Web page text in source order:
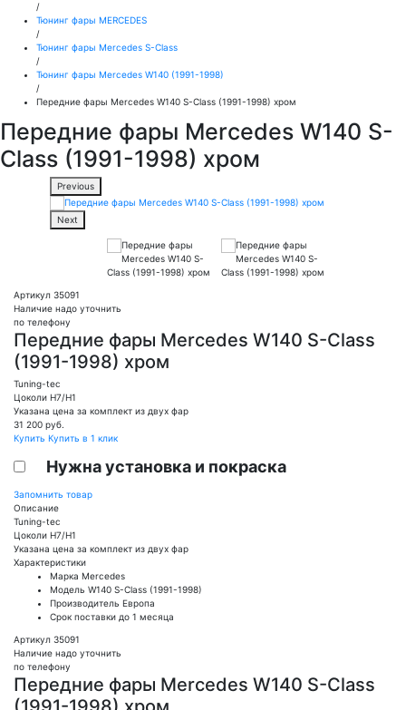
/
Тюнинг фары MERCEDES
/
Тюнинг фары Mercedes S-Class
/
Тюнинг фары Mercedes W140 (1991-1998)
/
Передние фары Mercedes W140 S-Class (1991-1998) хром
Передние фары Mercedes W140 S-
Class (1991-1998) хром
Previous
Next
Артикул 35091
Наличие надо уточнить
по телефону
Передние фары Mercedes W140 S-Class
(1991-1998) хром
Tuning-tec
Цоколи Н7/H1
Указана цена за комплект из двух фар
31 200 руб.
Купить Купить в 1 клик
Нужна установка и покраска
Запомнить товар
Описание
Tuning-tec
Цоколи Н7/H1
Указана цена за комплект из двух фар
Характеристики
Марка Mercedes
Модель W140 S-Class (1991-1998)
Производитель Европа
Срок поставки до 1 месяца
Артикул 35091
Наличие надо уточнить
по телефону
Передние фары Mercedes W140 S-Class